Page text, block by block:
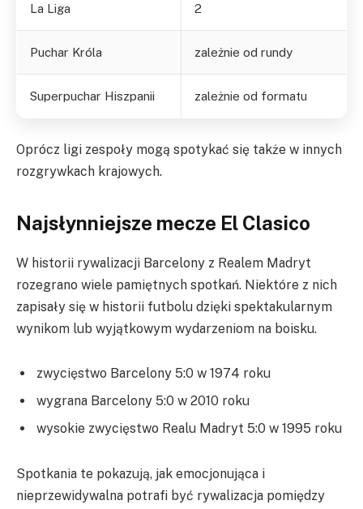
La Liga 2
Puchar Króla zależnie od rundy
Superpuchar Hiszpanii zależnie od formatu
Oprócz ligi zespoły mogą spotykać się także w innych
rozgrywkach krajowych.
Najsłynniejsze mecze El Clasico
W historii rywalizacji Barcelony z Realem Madryt
rozegrano wiele pamiętnych spotkań. Niektóre z nich
zapisały się w historii futbolu dzięki spektakularnym
wynikom lub wyjątkowym wydarzeniom na boisku.
zwycięstwo Barcelony 5:0 w 1974 roku
wygrana Barcelony 5:0 w 2010 roku
wysokie zwycięstwo Realu Madryt 5:0 w 1995 roku
Spotkania te pokazują, jak emocjonująca i
nieprzewidywalna potrafi być rywalizacja pomiędzy